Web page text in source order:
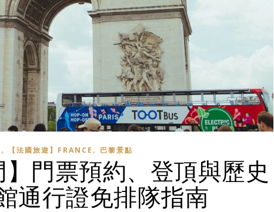
, 【法國旅遊】FRANCE , 巴黎景點
】門票預約、登頂與歷史
通行證免排隊指南